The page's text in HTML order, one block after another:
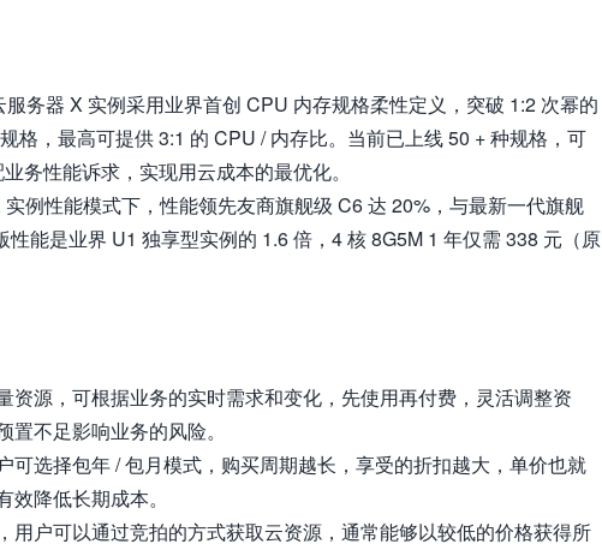
务器 X 实例采用业界首创 CPU 内存规格柔性定义，突破 1:2 次幂的
格，最高可提供 3:1 的 CPU / 内存比。当前已上线 50 + 种规格，可
务性能诉求，实现用云成本的最优化。
例性能模式下，性能领先友商旗舰级 C6 达 20%，与最新一代旗舰
能是业界 U1 独享型实例的 1.6 倍，4 核 8G5M 1 年仅需 338 元（原
资源，可根据业务的实时需求和变化，先使用再付费，灵活调整资
不足影响业务的风险。
可选择包年 / 包月模式，购买周期越长，享受的折扣越大，单价也就
降低长期成本。
用户可以通过竞拍的方式获取云资源，通常能够以较低的价格获得所